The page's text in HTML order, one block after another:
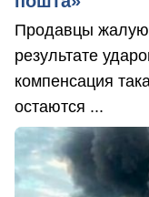
Продавцы
результате
компенсация
остаются ...